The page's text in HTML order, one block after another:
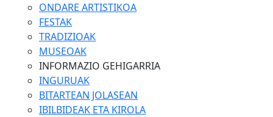
ONDARE ARTISTIKOA
FESTAK
TRADIZIOAK
MUSEOAK
INFORMAZIO GEHIGARRIA
INGURUAK
BITARTEAN JOLASEAN
IBILBIDEAK ETA KIROLA